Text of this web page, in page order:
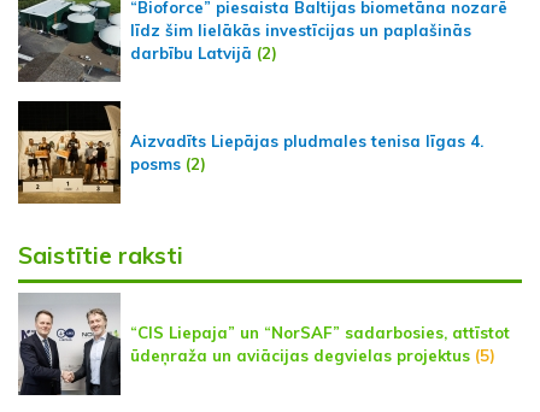
“Bioforce” piesaista Baltijas biometāna nozarē
līdz šim lielākās investīcijas un paplašinās
darbību Latvijā (2)
Aizvadīts Liepājas pludmales tenisa līgas 4.
posms (2)
Saistītie raksti
“CIS Liepaja” un “NorSAF” sadarbosies, attīstot
ūdeņraža un aviācijas degvielas projektus (5)